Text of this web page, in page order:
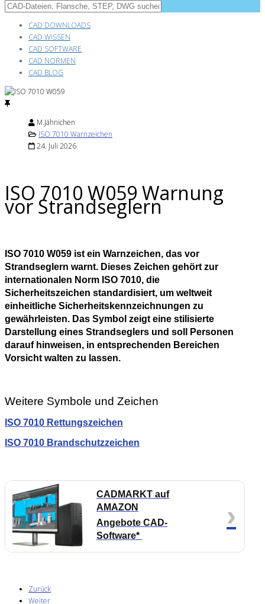
CAD DOWNLOADS
CAD WISSEN
CAD SOFTWARE
CAD NORMEN
CAD BLOG
M.Jähnichen
ISO 7010 Warnzeichen
24. Juli 2026
ISO 7010 W059 Warnung
vor Strandseglern
ISO 7010 W059 ist ein Warnzeichen, das vor
Strandseglern warnt. Dieses Zeichen gehört zur
internationalen Norm ISO 7010, die
Sicherheitszeichen standardisiert, um weltweit
einheitliche Sicherheitskennzeichnungen zu
gewährleisten. Das Symbol zeigt eine stilisierte
Darstellung eines Strandseglers und soll Personen
darauf hinweisen, in entsprechenden Bereichen
Vorsicht walten zu lassen.
Weitere Symbole und Zeichen
ISO 7010 Rettungszeichen
ISO 7010 Brandschutzzeichen
CADMARKT auf
AMAZON
Angebote CAD-
Software*
›
Zurück
Weiter